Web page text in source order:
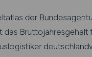
der
das Bruttojahresgehalt